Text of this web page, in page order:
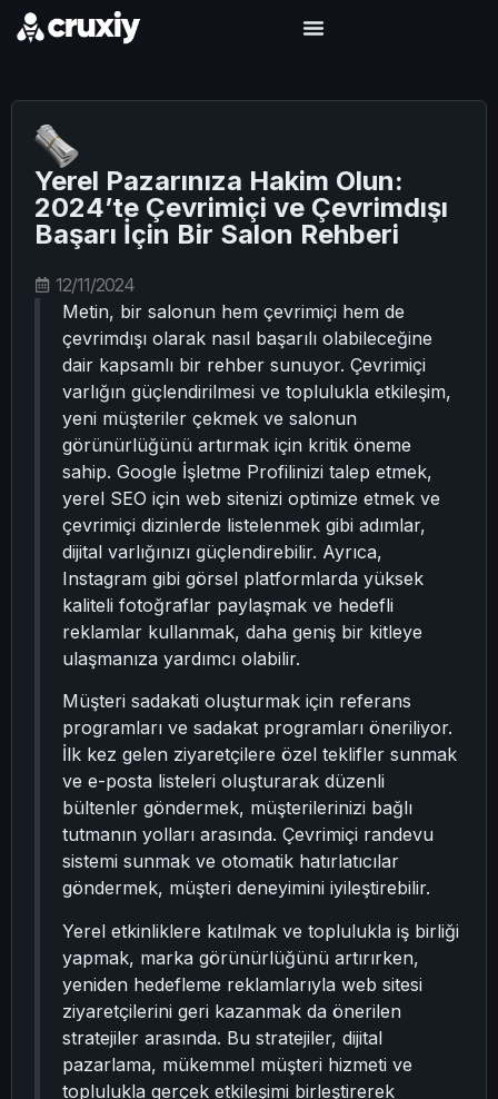
Yerel Pazarınıza Hakim Olun:
2024’te Çevrimiçi ve Çevrimdışı
Başarı İçin Bir Salon Rehberi
12/11/2024
Metin, bir salonun hem çevrimiçi hem de
çevrimdışı olarak nasıl başarılı olabileceğine
dair kapsamlı bir rehber sunuyor. Çevrimiçi
varlığın güçlendirilmesi ve toplulukla etkileşim,
yeni müşteriler çekmek ve salonun
görünürlüğünü artırmak için kritik öneme
sahip. Google İşletme Profilinizi talep etmek,
yerel SEO için web sitenizi optimize etmek ve
çevrimiçi dizinlerde listelenmek gibi adımlar,
dijital varlığınızı güçlendirebilir. Ayrıca,
Instagram gibi görsel platformlarda yüksek
kaliteli fotoğraflar paylaşmak ve hedefli
reklamlar kullanmak, daha geniş bir kitleye
ulaşmanıza yardımcı olabilir.
Müşteri sadakati oluşturmak için referans
programları ve sadakat programları öneriliyor.
İlk kez gelen ziyaretçilere özel teklifler sunmak
ve e-posta listeleri oluşturarak düzenli
bültenler göndermek, müşterilerinizi bağlı
tutmanın yolları arasında. Çevrimiçi randevu
sistemi sunmak ve otomatik hatırlatıcılar
göndermek, müşteri deneyimini iyileştirebilir.
Yerel etkinliklere katılmak ve toplulukla iş birliği
yapmak, marka görünürlüğünü artırırken,
yeniden hedefleme reklamlarıyla web sitesi
ziyaretçilerini geri kazanmak da önerilen
stratejiler arasında. Bu stratejiler, dijital
pazarlama, mükemmel müşteri hizmeti ve
toplulukla gerçek etkileşimi birleştirerek